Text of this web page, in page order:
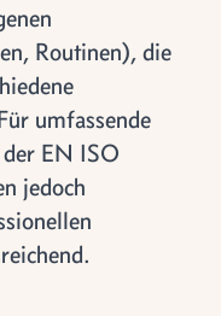
Routinen), die
umfassende
EN ISO
jedoch